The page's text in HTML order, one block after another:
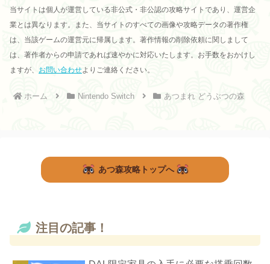
当サイトは個人が運営している非公式・非公認の攻略サイトであり、運営企
業とは異なります。また、当サイトのすべての画像や攻略データの著作権
は、当該ゲームの運営元に帰属します。著作情報の削除依頼に関しまして
は、著作者からの申請であれば速やかに対応いたします。お手数をおかけし
ますが、 お問い合わせよりご連絡ください。
ホーム Nintendo Switch あつまれ どうぶつの森
あつ森攻略トップへ
注目の記事！